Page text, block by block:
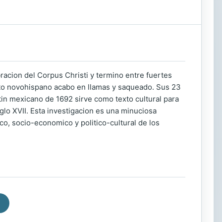
del Corpus Christi y termino entre fuertes
acabo en llamas y saqueado. Sus 23
mexicano de 1692 sirve como texto cultural para
XVII. Esta investigacion es una minuciosa
socio-economico y politico-cultural de los